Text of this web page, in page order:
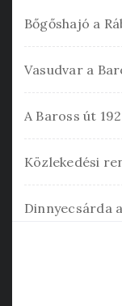
Bőgőshajó a
Vasudvar a
A Baross út
Közlekedési
Dinnyecsárda